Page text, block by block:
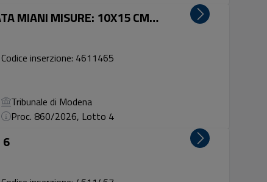
CORNICE D'ARGENTO 925 MARCATA MIANI MISURE: 10X15 CM - Lotto 4
Codice inserzione: 4611465
Tribunale di Modena
Proc. 860/2026, Lotto 4
6